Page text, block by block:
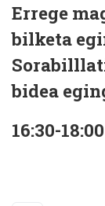
Errege
bilketa
bidea
16:30-18:00